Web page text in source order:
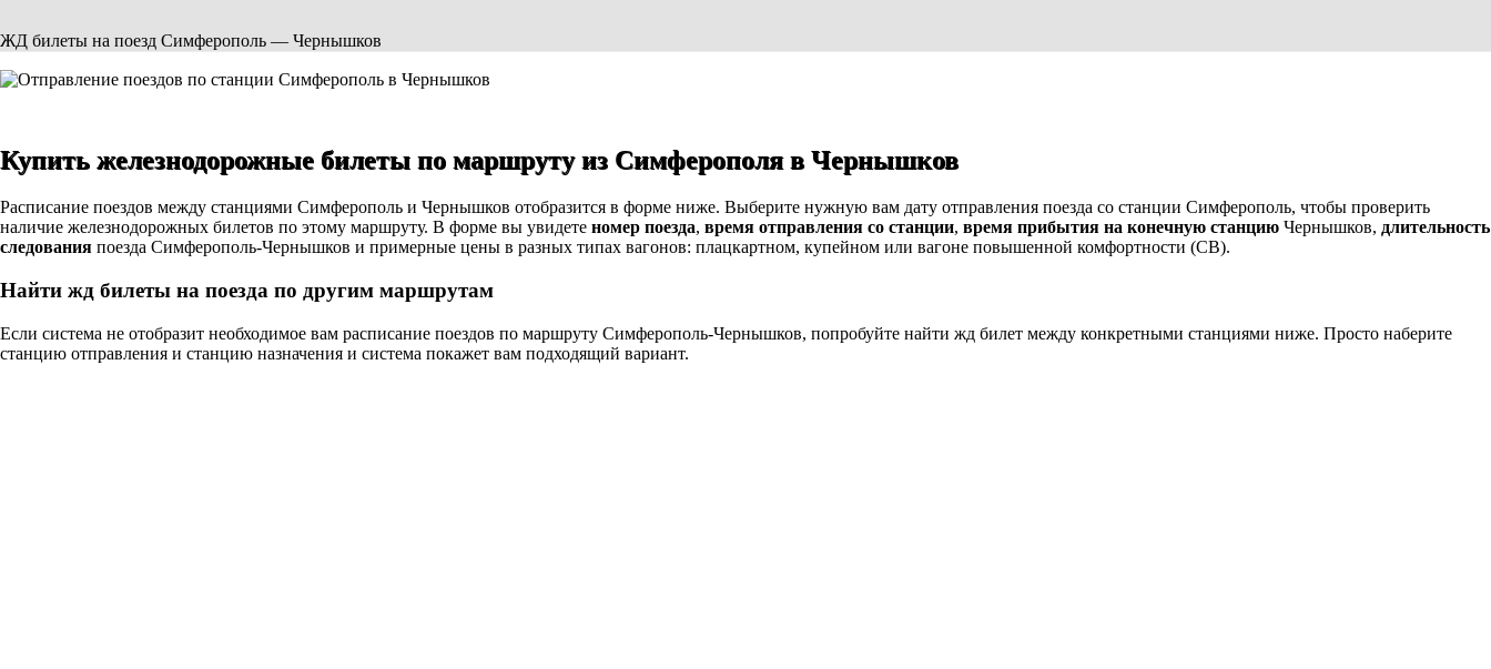
ЖД билеты на поезд Симферополь — Чернышков
Купить железнодорожные билеты по маршруту из Симферополя в Чернышков
Расписание поездов между станциями Симферополь и Чернышков отобразится в форме ниже. Выберите нужную вам дату отправления поезда со станции Симферополь, чтобы проверить
наличие железнодорожных билетов по этому маршруту. В форме вы увидете номер поезда, время отправления со станции, время прибытия на конечную станцию Чернышков, длительность
следования поезда Симферополь-Чернышков и примерные цены в разных типах вагонов: плацкартном, купейном или вагоне повышенной комфортности (СВ).
Найти жд билеты на поезда по другим маршрутам
Если система не отобразит необходимое вам расписание поездов по маршруту Симферополь-Чернышков, попробуйте найти жд билет между конкретными станциями ниже. Просто наберите
станцию отправления и станцию назначения и система покажет вам подходящий вариант.